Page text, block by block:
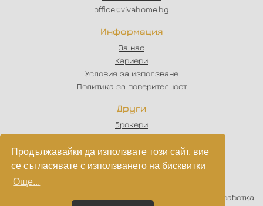
Продължавайки да използвате този сайт, вие
се съгласявате с използването на бисквитки
Още...
office@vivahome.bg
Информация
За нас
Кариери
Условия за използване
Политика за поверителност
Други
Брокери
Отзиви
Статии
Партньори
Изработка